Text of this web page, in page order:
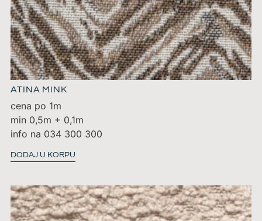
ATINA MINK
cena po 1m
min 0,5m + 0,1m
info na 034 300 300
DODAJ U KORPU